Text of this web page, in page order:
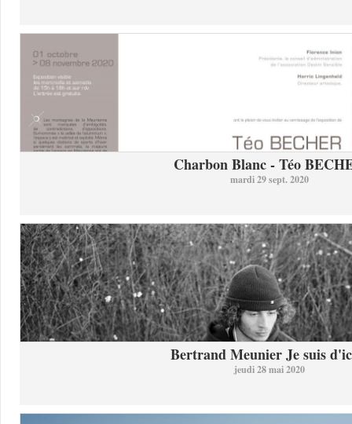
Charbon Blanc - Téo
mardi 29 sept. 2020
Bertrand Meunier Je suis
jeudi 28 mai 2020